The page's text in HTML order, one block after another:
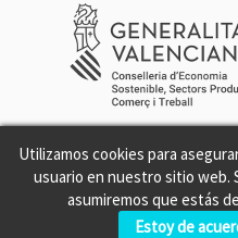
Utilizamos cookies para
usuario en nuestro sitio web.
asumiremos que estás
Estoy de